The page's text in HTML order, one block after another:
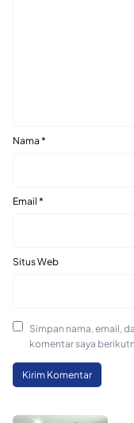
Nama *
Email *
Situs Web
Simpan nama, email,
komentar saya